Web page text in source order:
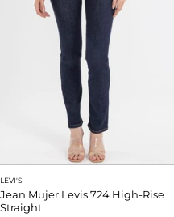
LEVI'S
Jean Mujer Levis 724 High-Rise
Straight